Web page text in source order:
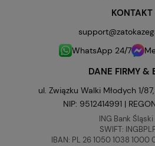
KONTAKT
WhatsApp 24/7
DANE FIRMY &
ul. Związku Walki Młodych 1/
NIP: 9512414991 |
ING Bank Śląski
SWIFT:
IBAN: PL 26 1050 1038